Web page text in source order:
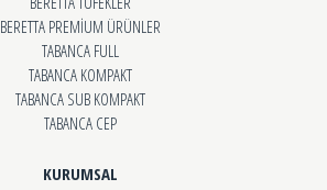
BERETTA PREMİUM ÜRÜNLER
TABANCA FULL
TABANCA KOMPAKT
TABANCA SUB KOMPAKT
TABANCA CEP
KURUMSAL